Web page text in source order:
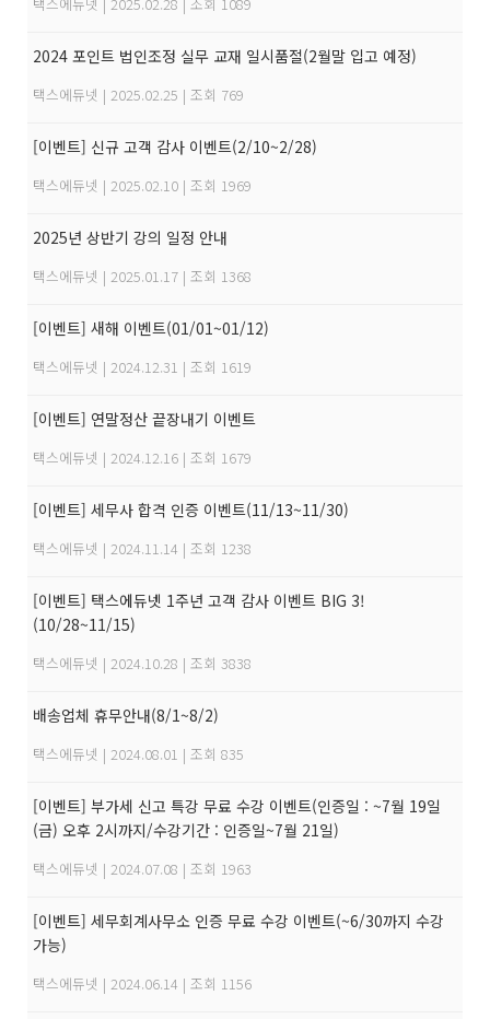
2024 포인트 법인조정 실무 교재 일시품절(2월말 입고 예정)
택스에듀넷 | 2025.02.25 | 조회 769
[이벤트] 신규 고객 감사 이벤트(2/10~2/28)
택스에듀넷 | 2025.02.10 | 조회 1969
2025년 상반기 강의 일정 안내
택스에듀넷 | 2025.01.17 | 조회 1368
[이벤트] 새해 이벤트(01/01~01/12)
택스에듀넷 | 2024.12.31 | 조회 1619
[이벤트] 연말정산 끝장내기 이벤트
택스에듀넷 | 2024.12.16 | 조회 1679
[이벤트] 세무사 합격 인증 이벤트(11/13~11/30)
택스에듀넷 | 2024.11.14 | 조회 1238
[이벤트] 택스에듀넷 1주년 고객 감사 이벤트 BIG 3!
(10/28~11/15)
택스에듀넷 | 2024.10.28 | 조회 3838
배송업체 휴무안내(8/1~8/2)
택스에듀넷 | 2024.08.01 | 조회 835
[이벤트] 부가세 신고 특강 무료 수강 이벤트(인증일 : ~7월 19일
(금) 오후 2시까지/수강기간 : 인증일~7월 21일)
택스에듀넷 | 2024.07.08 | 조회 1963
[이벤트] 세무회계사무소 인증 무료 수강 이벤트(~6/30까지 수강
가능)
택스에듀넷 | 2024.06.14 | 조회 1156